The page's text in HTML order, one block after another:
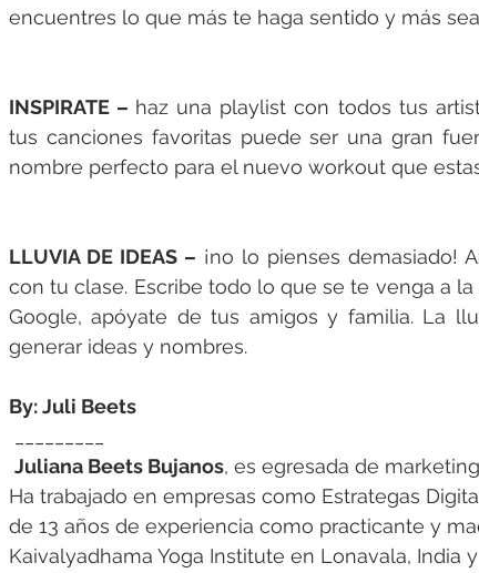
encuentres lo que más te haga sentido y más
INSPIRATE – haz una playlist con todos tus
tus canciones favoritas puede ser una gran
nombre perfecto para el nuevo workout que
LLUVIA DE IDEAS – ¡no lo pienses demasiado!
con tu clase. Escribe todo lo que se te venga a
Google, apóyate de tus amigos y familia. La
generar ideas y nombres.
By: Juli Beets
Juliana Beets Bujanos, es egresada de
Ha trabajado en empresas como Estrategas
de 13 años de experiencia como practicante y
Kaivalyadhama Yoga Institute en Lonavala, India